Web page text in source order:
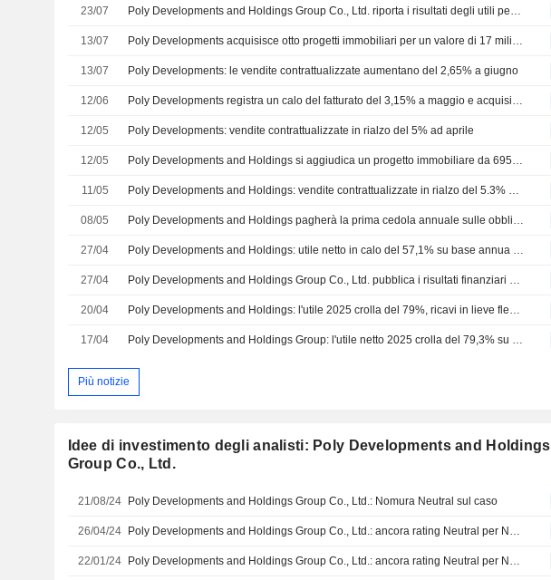
23/07 Poly Developments and Holdings Group Co., Ltd. riporta i risultati degli utili per il semestre conclusosi il 30 giugno 2026
13/07 Poly Developments acquisisce otto progetti immobiliari per un valore di 17 miliardi di yuan
13/07 Poly Developments: le vendite contrattualizzate aumentano del 2,65% a giugno
12/06 Poly Developments registra un calo del fatturato del 3,15% a maggio e acquisisce sei nuovi terreni
12/05 Poly Developments: vendite contrattualizzate in rialzo del 5% ad aprile
12/05 Poly Developments and Holdings si aggiudica un progetto immobiliare da 695 milioni di yuan
11/05 Poly Developments and Holdings: vendite contrattualizzate in rialzo del 5.3% su base annua ad aprile
08/05 Poly Developments and Holdings pagherà la prima cedola annuale sulle obbligazioni convertibili
27/04 Poly Developments and Holdings: utile netto in calo del 57,1% su base annua nel primo trimestre
27/04 Poly Developments and Holdings Group Co., Ltd. pubblica i risultati finanziari per il primo trimestre conclusosi il 31 marzo 2026
20/04 Poly Developments and Holdings: l'utile 2025 crolla del 79%, ricavi in lieve flessione dell'1%
17/04 Poly Developments and Holdings Group: l'utile netto 2025 crolla del 79,3% su base annua
Più notizie
Idee di investimento degli analisti: Poly Developments and Holdings
Group Co., Ltd.
21/08/24 Poly Developments and Holdings Group Co., Ltd.: Nomura Neutral sul caso
26/04/24
22/01/24